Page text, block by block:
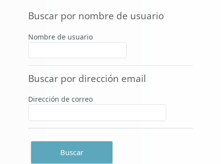
Buscar por nombre de usuario
Buscar por nombre de usuario
Nombre de usuario
Buscar por dirección email
Buscar por dirección email
Dirección de correo